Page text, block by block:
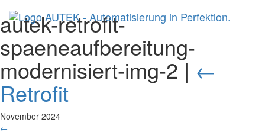
autek-retrofit-
spaeneaufbereitung-
modernisiert-img-2| ←
Retrofit
November 2024
←